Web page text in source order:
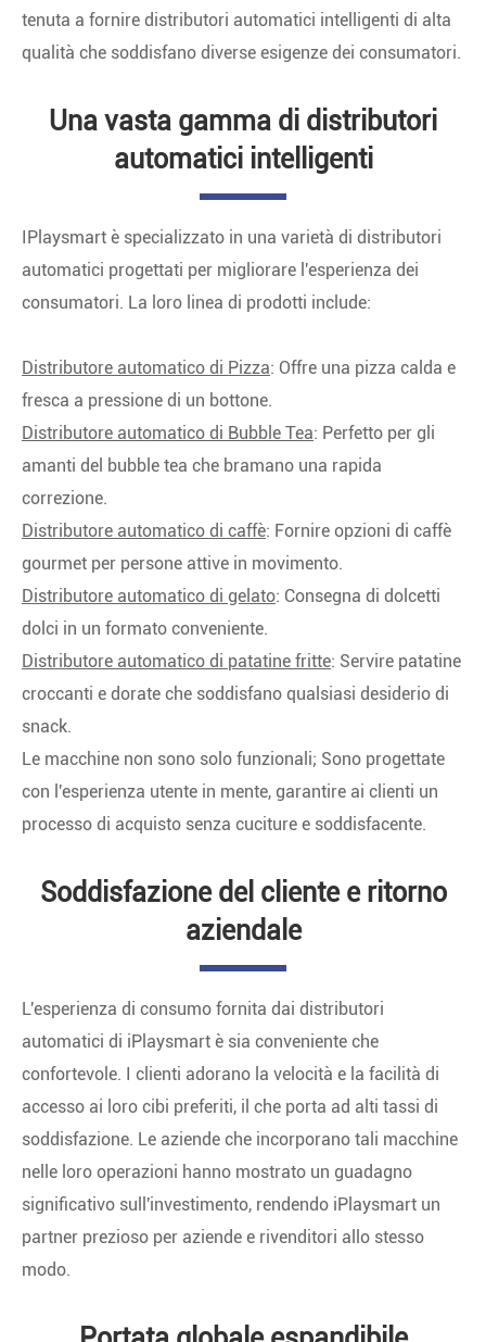
tenuta a fornire distributori automatici intelligenti di alta
qualità che soddisfano diverse esigenze dei consumatori.
Una vasta gamma di distributori
automatici intelligenti
IPlaysmart è specializzato in una varietà di distributori
automatici progettati per migliorare l'esperienza dei
consumatori. La loro linea di prodotti include:
Distributore automatico di Pizza: Offre una pizza calda e
fresca a pressione di un bottone.
Distributore automatico di Bubble Tea: Perfetto per gli
amanti del bubble tea che bramano una rapida
correzione.
Distributore automatico di caffè: Fornire opzioni di caffè
gourmet per persone attive in movimento.
Distributore automatico di gelato: Consegna di dolcetti
dolci in un formato conveniente.
Distributore automatico di patatine fritte: Servire patatine
croccanti e dorate che soddisfano qualsiasi desiderio di
snack.
Le macchine non sono solo funzionali; Sono progettate
con l'esperienza utente in mente, garantire ai clienti un
processo di acquisto senza cuciture e soddisfacente.
Soddisfazione del cliente e ritorno
aziendale
L'esperienza di consumo fornita dai distributori
automatici di iPlaysmart è sia conveniente che
confortevole. I clienti adorano la velocità e la facilità di
accesso ai loro cibi preferiti, il che porta ad alti tassi di
soddisfazione. Le aziende che incorporano tali macchine
nelle loro operazioni hanno mostrato un guadagno
significativo sull'investimento, rendendo iPlaysmart un
partner prezioso per aziende e rivenditori allo stesso
modo.